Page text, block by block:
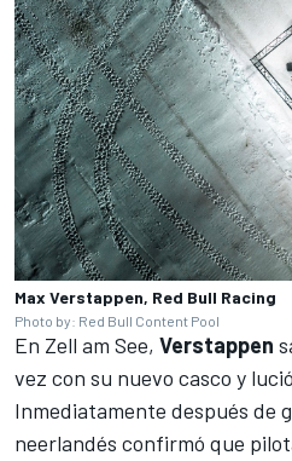
Max Verstappen, Red Bull Racing
Photo by: Red Bull Content Pool
En Zell am See, Verstappen
vez con su nuevo casco y
Inmediatamente después de
neerlandés confirmó que